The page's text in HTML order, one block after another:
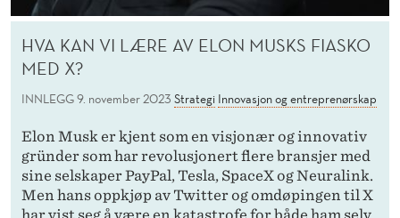
HVA KAN VI LÆRE AV ELON MUSKS FIASKO
MED X?
INNLEGG9. november 2023 Strategi Innovasjon og entreprenørskap
Elon Musk er kjent som en visjonær og innovativ
gründer som har revolusjonert flere bransjer med
sine selskaper PayPal, Tesla, SpaceX og Neuralink.
Men hans oppkjøp av Twitter og omdøpingen til X